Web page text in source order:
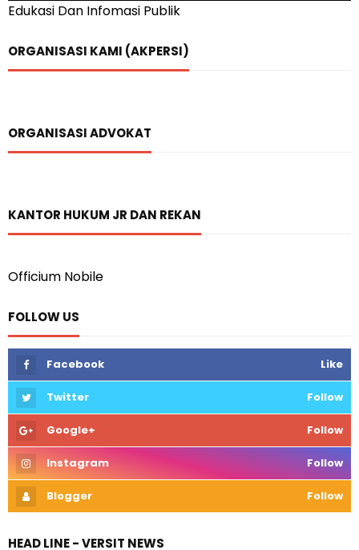
Edukasi Dan Infomasi Publik
ORGANISASI KAMI (AKPERSI)
ORGANISASI ADVOKAT
KANTOR HUKUM JR DAN REKAN
Officium Nobile
FOLLOW US
Facebook Like
Twitter Follow
Google+ Follow
Instagram Follow
Blogger Follow
HEAD LINE - VERSIT NEWS